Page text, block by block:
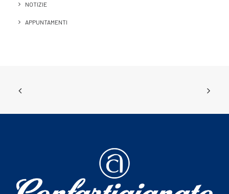
NOTIZIE
APPUNTAMENTI